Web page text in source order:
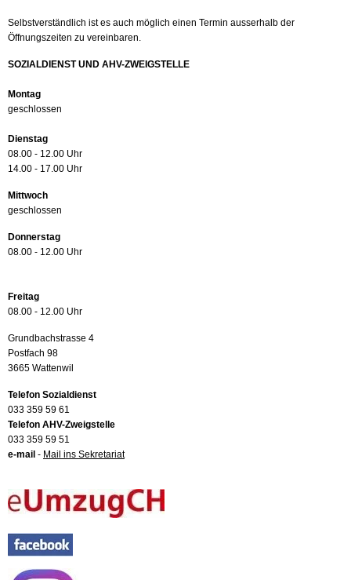
Selbstverständlich ist es auch möglich einen Termin ausserhalb der
Öffnungszeiten zu vereinbaren.
SOZIALDIENST UND AHV-ZWEIGSTELLE
Montag
geschlossen
Dienstag
08.00 - 12.00 Uhr
14.00 - 17.00 Uhr
Mittwoch
geschlossen
Donnerstag
08.00 - 12.00 Uhr
Freitag
08.00 - 12.00 Uhr
Grundbachstrasse 4
Postfach 98
3665 Wattenwil
Telefon Sozialdienst
033 359 59 61
Telefon AHV-Zweigstelle
033 359 59 51
e-mail - Mail ins Sekretariat